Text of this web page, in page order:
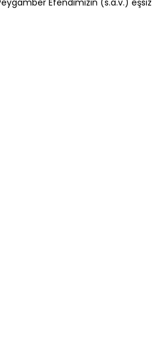
Efendimizin (s.a.v.)